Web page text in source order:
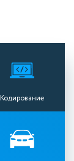
Кодирование